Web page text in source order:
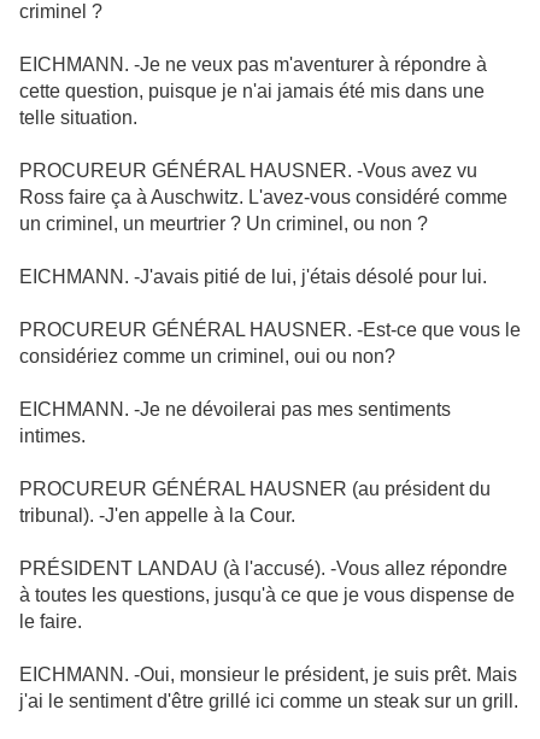
criminel ?
EICHMANN. -Je ne veux pas m'aventurer à répondre à
cette question, puisque je n'ai jamais été mis dans une
telle situation.
PROCUREUR GÉNÉRAL HAUSNER. -Vous avez vu
Ross faire ça à Auschwitz. L'avez-vous considéré comme
un criminel, un meurtrier ? Un criminel, ou non ?
EICHMANN. -J'avais pitié de lui, j'étais désolé pour lui.
PROCUREUR GÉNÉRAL HAUSNER. -Est-ce que vous le
considériez comme un criminel, oui ou non?
EICHMANN. -Je ne dévoilerai pas mes sentiments
intimes.
PROCUREUR GÉNÉRAL HAUSNER (au président du
tribunal). -J'en appelle à la Cour.
PRÉSIDENT LANDAU (à l'accusé). -Vous allez répondre
à toutes les questions, jusqu'à ce que je vous dispense de
le faire.
EICHMANN. -Oui, monsieur le président, je suis prêt. Mais
j'ai le sentiment d'être grillé ici comme un steak sur un grill.